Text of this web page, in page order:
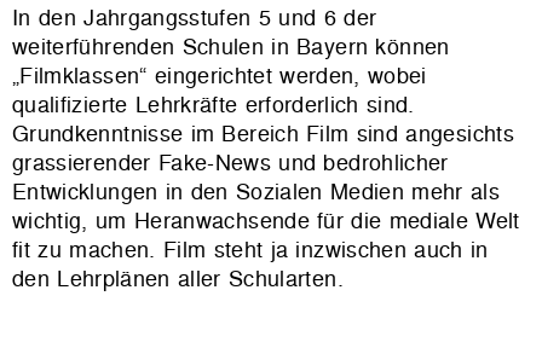
In den Jahrgangsstufen 5 und 6 der
weiterführenden Schulen in Bayern können
„Filmklassen“ eingerichtet werden, wobei
qualifizierte Lehrkräfte erforderlich sind.
Grundkenntnisse im Bereich Film sind angesichts
grassierender Fake-News und bedrohlicher
Entwicklungen in den Sozialen Medien mehr als
wichtig, um Heranwachsende für die mediale Welt
fit zu machen. Film steht ja inzwischen auch in
den Lehrplänen aller Schularten.